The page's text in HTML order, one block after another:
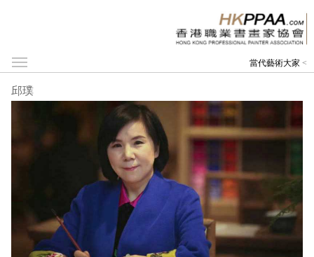
當代藝術大家 <
邱璞